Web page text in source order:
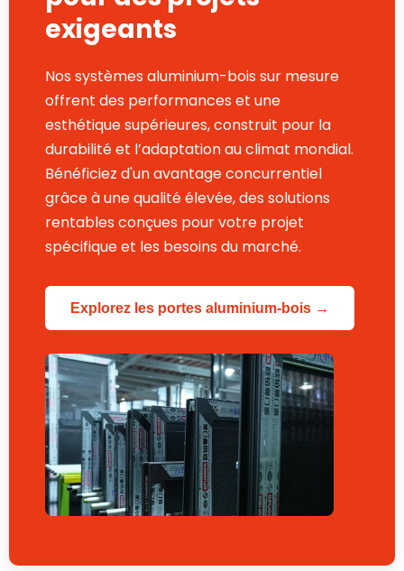
exigeants
Nos systèmes aluminium-bois sur mesure
offrent des performances et une
esthétique supérieures, construit pour la
durabilité et l’adaptation au climat mondial.
Bénéficiez d'un avantage concurrentiel
grâce à une qualité élevée, des solutions
rentables conçues pour votre projet
spécifique et les besoins du marché.
Explorez les portes aluminium-bois →